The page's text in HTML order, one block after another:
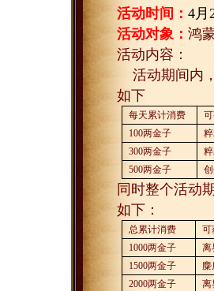
活动时间： 4月
活动对象： 鸿
活动内容：
活动期间内
如下
每天累计消费
100两金子
300两金子
500两金子
同时整个活动
如下：
总累计消费
可
1000两金子
离
1500两金子
麋
2000两金子
离